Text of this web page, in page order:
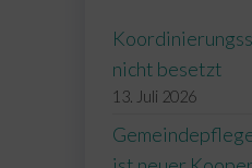
nicht besetzt
13. Juli 2026